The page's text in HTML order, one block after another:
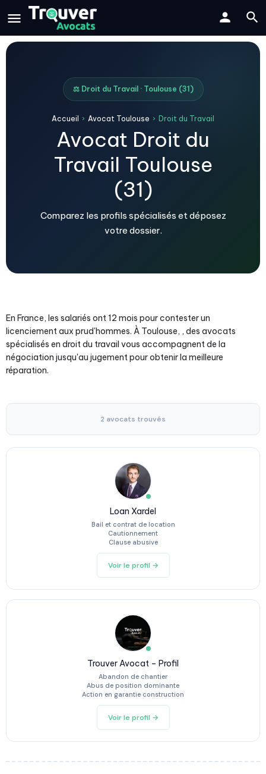
⚖️ Droit du Travail · Toulouse (31)
Accueil › Avocat Toulouse › Droit du Travail
Avocat Droit du
Travail Toulouse
(31)
Comparez les profils spécialisés et déposez
votre dossier.
En France, les salariés ont 12 mois pour contester un
licenciement aux prud'hommes. À Toulouse, , des avocats
spécialisés en droit du travail vous accompagnent de la
négociation jusqu'au jugement pour obtenir la meilleure
réparation.
2 avocats trouvés
Loan Xardel
Bail et contrat de location
Cautionnement
Clause abusive
Voir le profil →
Trouver Avocat – Profil
Abandon de chantier
Abus de position dominante
Action en garantie construction
Voir le profil →